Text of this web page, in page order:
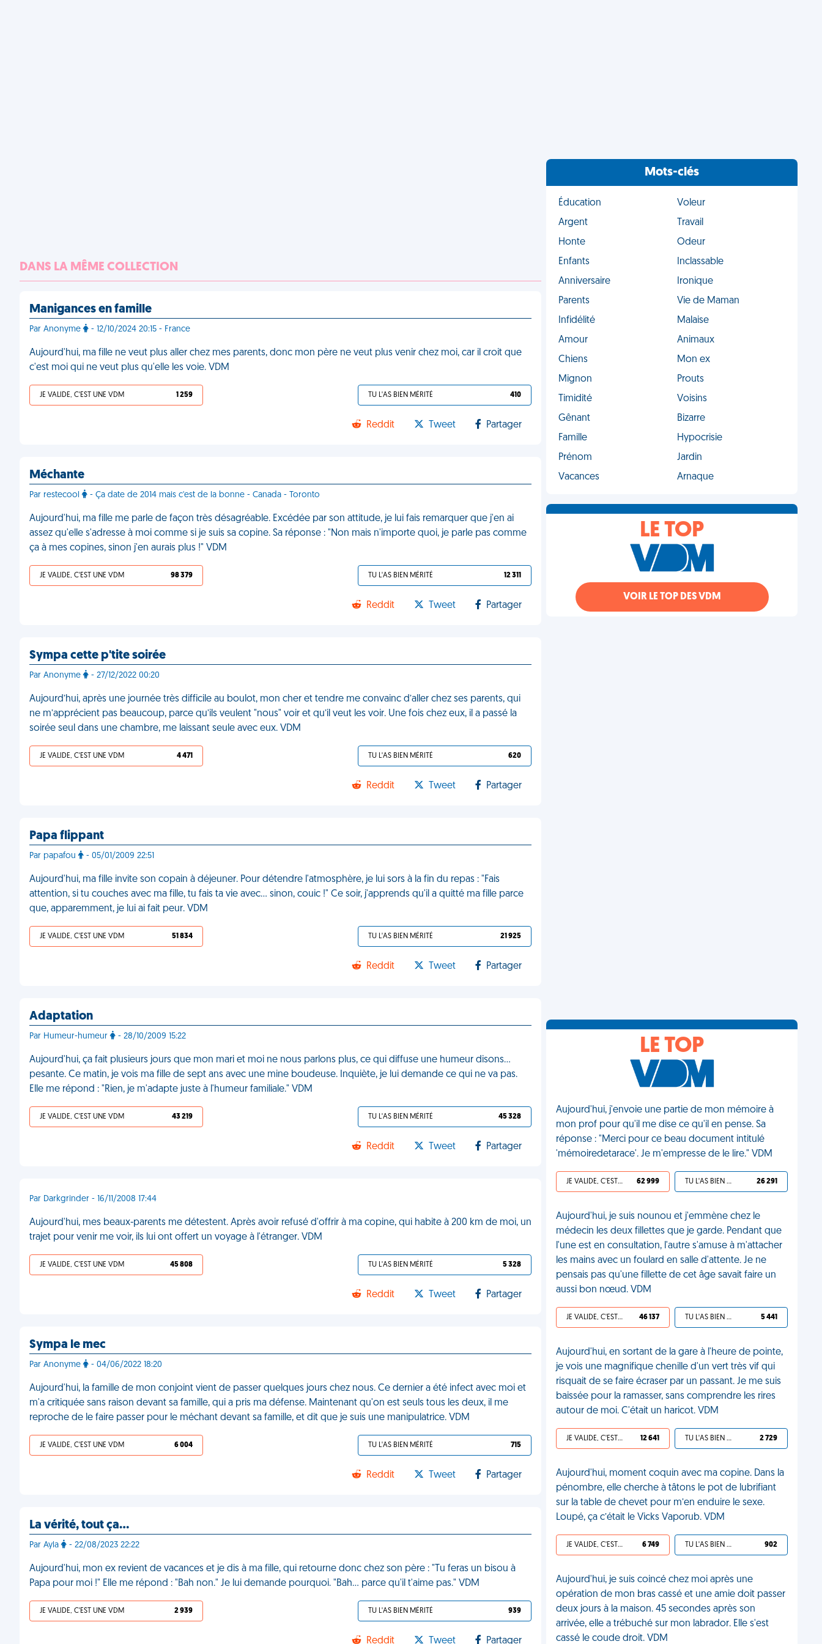
DANS LA MÊME COLLECTION
Manigances en famille
Par Anonyme - 12/10/2024 20:15 - France
Aujourd'hui, ma fille ne veut plus aller chez mes parents, donc mon père ne veut plus venir chez moi, car il croit que
c'est moi qui ne veut plus qu'elle les voie. VDM
JE VALIDE, C'EST UNE VDM 1 259 TU L'AS BIEN MÉRITÉ 410
Reddit Tweet Partager
Méchante
Par restecool - Ça date de 2014 mais c'est de la bonne - Canada - Toronto
Aujourd'hui, ma fille me parle de façon très désagréable. Excédée par son attitude, je lui fais remarquer que j'en ai
assez qu'elle s'adresse à moi comme si je suis sa copine. Sa réponse : "Non mais n'importe quoi, je parle pas comme
ça à mes copines, sinon j'en aurais plus !" VDM
JE VALIDE, C'EST UNE VDM 98 379 TU L'AS BIEN MÉRITÉ 12 311
Reddit Tweet Partager
Sympa cette p'tite soirée
Par Anonyme - 27/12/2022 00:20
Aujourd’hui, après une journée très difficile au boulot, mon cher et tendre me convainc d’aller chez ses parents, qui
ne m’apprécient pas beaucoup, parce qu’ils veulent "nous" voir et qu’il veut les voir. Une fois chez eux, il a passé la
soirée seul dans une chambre, me laissant seule avec eux. VDM
JE VALIDE, C'EST UNE VDM 4 471 TU L'AS BIEN MÉRITÉ 620
Reddit Tweet Partager
Papa flippant
Par papafou - 05/01/2009 22:51
Aujourd'hui, ma fille invite son copain à déjeuner. Pour détendre l'atmosphère, je lui sors à la fin du repas : "Fais
attention, si tu couches avec ma fille, tu fais ta vie avec… sinon, couic !" Ce soir, j'apprends qu'il a quitté ma fille parce
que, apparemment, je lui ai fait peur. VDM
JE VALIDE, C'EST UNE VDM 51 834 TU L'AS BIEN MÉRITÉ 21 925
Reddit Tweet Partager
Adaptation
Par Humeur-humeur - 28/10/2009 15:22
Aujourd'hui, ça fait plusieurs jours que mon mari et moi ne nous parlons plus, ce qui diffuse une humeur disons…
pesante. Ce matin, je vois ma fille de sept ans avec une mine boudeuse. Inquiète, je lui demande ce qui ne va pas.
Elle me répond : "Rien, je m'adapte juste à l'humeur familiale." VDM
JE VALIDE, C'EST UNE VDM 43 219 TU L'AS BIEN MÉRITÉ 45 328
Reddit Tweet Partager
Par Darkgrinder - 16/11/2008 17:44
Aujourd'hui, mes beaux-parents me détestent. Après avoir refusé d'offrir à ma copine, qui habite à 200 km de moi, un
trajet pour venir me voir, ils lui ont offert un voyage à l'étranger. VDM
JE VALIDE, C'EST UNE VDM 45 808 TU L'AS BIEN MÉRITÉ 5 328
Reddit Tweet Partager
Sympa le mec
Par Anonyme - 04/06/2022 18:20
Aujourd'hui, la famille de mon conjoint vient de passer quelques jours chez nous. Ce dernier a été infect avec moi et
m'a critiquée sans raison devant sa famille, qui a pris ma défense. Maintenant qu'on est seuls tous les deux, il me
reproche de le faire passer pour le méchant devant sa famille, et dit que je suis une manipulatrice. VDM
JE VALIDE, C'EST UNE VDM 6 004 TU L'AS BIEN MÉRITÉ 715
Reddit Tweet Partager
La vérité, tout ça…
Par Ayla - 22/08/2023 22:22
Aujourd'hui, mon ex revient de vacances et je dis à ma fille, qui retourne donc chez son père : "Tu feras un bisou à
Papa pour moi !" Elle me répond : "Bah non." Je lui demande pourquoi. "Bah… parce qu'il t'aime pas." VDM
JE VALIDE, C'EST UNE VDM 2 939 TU L'AS BIEN MÉRITÉ 939
Reddit Tweet Partager
Mots-clés
Éducation
Voleur
Argent
Travail
Honte
Odeur
Enfants
Inclassable
Anniversaire
Ironique
Parents
Vie de Maman
Infidélité
Malaise
Amour
Animaux
Chiens
Mon ex
Mignon
Prouts
Timidité
Voisins
Gênant
Bizarre
Famille
Hypocrisie
Prénom
Jardin
Vacances
Arnaque
LE TOP
VOIR LE TOP DES VDM
LE TOP
Aujourd'hui, j'envoie une partie de mon mémoire à
mon prof pour qu'il me dise ce qu'il en pense. Sa
réponse : "Merci pour ce beau document intitulé
'mémoiredetarace'. Je m'empresse de le lire." VDM
JE VALIDE, C'EST UNE VDM 62 999 TU L'AS BIEN MÉRITÉ 26 291
Aujourd'hui, je suis nounou et j'emmène chez le
médecin les deux fillettes que je garde. Pendant que
l'une est en consultation, l'autre s'amuse à m'attacher
les mains avec un foulard en salle d'attente. Je ne
pensais pas qu'une fillette de cet âge savait faire un
aussi bon nœud. VDM
JE VALIDE, C'EST UNE VDM 46 137 TU L'AS BIEN MÉRITÉ 5 441
Aujourd'hui, en sortant de la gare à l'heure de pointe,
je vois une magnifique chenille d'un vert très vif qui
risquait de se faire écraser par un passant. Je me suis
baissée pour la ramasser, sans comprendre les rires
autour de moi. C'était un haricot. VDM
JE VALIDE, C'EST UNE VDM 12 641 TU L'AS BIEN MÉRITÉ 2 729
Aujourd'hui, moment coquin avec ma copine. Dans la
pénombre, elle cherche à tâtons le pot de lubrifiant
sur la table de chevet pour m’en enduire le sexe.
Loupé, ça c’était le Vicks Vaporub. VDM
JE VALIDE, C'EST UNE VDM 6 749 TU L'AS BIEN MÉRITÉ 902
Aujourd'hui, je suis coincé chez moi après une
opération de mon bras cassé et une amie doit passer
deux jours à la maison. 45 secondes après son
arrivée, elle a trébuché sur mon labrador. Elle s'est
cassé le coude droit. VDM